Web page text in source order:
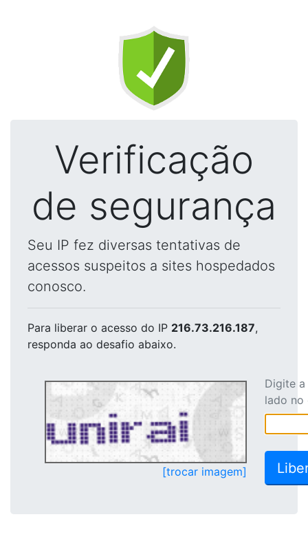
Verificação
de segurança
Seu IP fez diversas tentativas de
acessos suspeitos a sites hospedados
conosco.
Para liberar o acesso do IP 216.73.216.187,
responda ao desafio abaixo.
[trocar imagem]
Digite
lado no